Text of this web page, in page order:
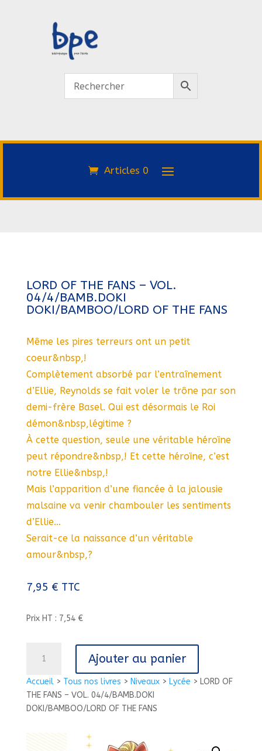
Articles 0
Accueil> Tous nos livres > Niveaux> Lycée > LORD OF
THE FANS – VOL. 04/4/BAMB.DOKI
DOKI/BAMBOO/LORD OF THE FANS
LORD OF THE FANS – VOL.
04/4/BAMB.DOKI
DOKI/BAMBOO/LORD OF THE FANS
Même les pires terreurs ont un petit
coeur&nbsp,!
Complètement absorbé par l’entraînement
d’Ellie, Reynolds se fait voler le trône par son
demi-frère Basel. Qui est désormais le Roi
démon&nbsp,légitime ?
À cette question, seule une véritable héroïne
peut répondre&nbsp,! Et cette héroïne, c’est
notre Ellie&nbsp,!
Mais l’apparition d’une fiancée à la jalousie
malsaine va venir chambouler les sentiments
d’Ellie…
Serait-ce la naissance d’un véritable
amour&nbsp,?
7,95 € TTC
Prix HT : 7,54 €
LORD
OF
THE
VOL.
Ajouter au panier